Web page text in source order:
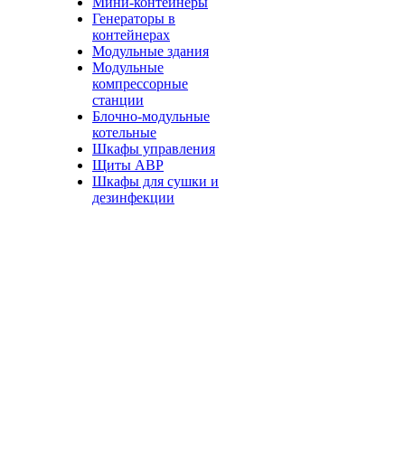
Генераторы в
контейнерах
Модульные здания
Модульные
компрессорные
станции
Блочно-модульные
котельные
Шкафы управления
Щиты АВР
Шкафы для сушки и
дезинфекции